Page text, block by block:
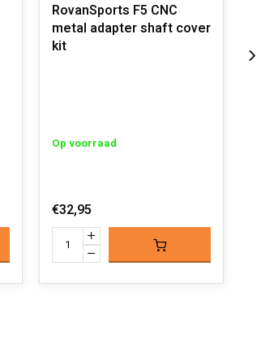
RovanSports F5 CNC
metal adapter shaft cover
kit
Op voorraad
€32,95